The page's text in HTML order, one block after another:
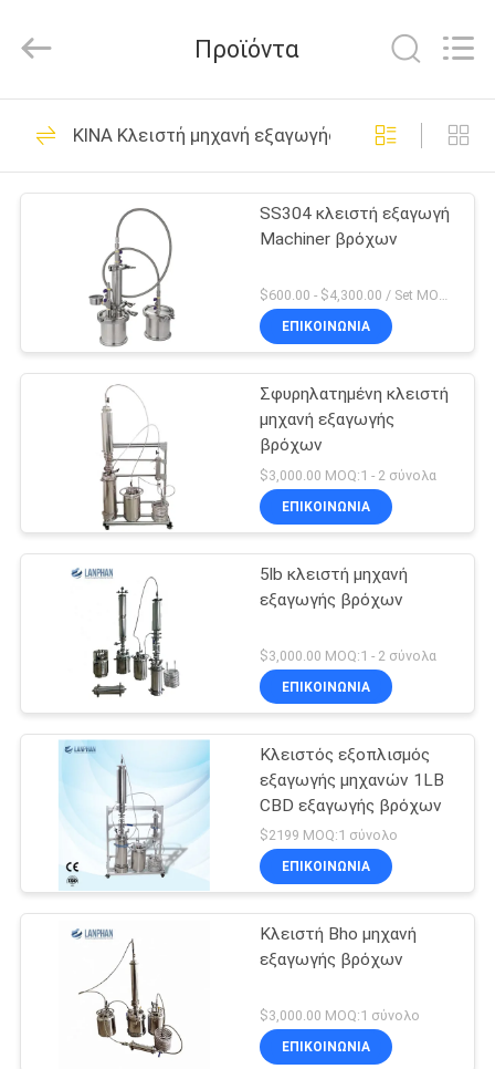
ΣΠΊΤΙ
ΠΡΟΪΌΝΤΑ
ΒΊΝΤΕΟ
ΠΕΡΊΠΟΥ
ΕΜΕΊΣ
ΕΡΓΟΣΤΑΣΊΩΝ
ΠΟΙΟΤΙΚΌΣ
ΈΛΕΓΧΟΣ
ΕΛΆΤΕ
ΣΕ
ΕΠΑΦΉ
ΖΗΤΉΣΤΕ
ΈΝΑ
ΑΠΌΣΠΑΣΜΑ
SITEMAP
Industry
Co.,Ltd.
Reserved.
Κενός
στεγνωτήρας
παγώματος
199
Μηχανή διαλογέων
χρώματος
24
Μηχανή
στεγνωτήρων
ψεκασμού
Χύτρα πιέσεως
αποστειρωτή
ατμού
Προϊόντα
ΚΙΝΑ Κλειστή μηχανή εξαγωγής βρόχων
SS304 κλειστή εξαγωγή
Machiner βρόχων
$600.00 - $4,300.00 / Set MOQ:1.0 σύνολο/σύνολα
ΕΠΙΚΟΙΝΩΝΙΑ
Σφυρηλατημένη κλειστή
μηχανή εξαγωγής
βρόχων
$3,000.00 MOQ:1 - 2 σύνολα
ΕΠΙΚΟΙΝΩΝΙΑ
5lb κλειστή μηχανή
εξαγωγής βρόχων
$3,000.00 MOQ:1 - 2 σύνολα
ΕΠΙΚΟΙΝΩΝΙΑ
Κλειστός εξοπλισμός
εξαγωγής μηχανών 1LB
CBD εξαγωγής βρόχων
$2199 MOQ:1 σύνολο
ΕΠΙΚΟΙΝΩΝΙΑ
Κλειστή Bho μηχανή
εξαγωγής βρόχων
$3,000.00 MOQ:1 σύνολο
ΕΠΙΚΟΙΝΩΝΙΑ